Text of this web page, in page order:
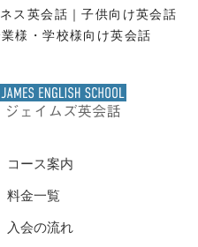
ス英会話
子供向け英会話
様・学校様向け英会話
コース案内
料金一覧
入会の流れ